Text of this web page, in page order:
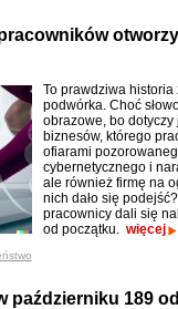
To prawdziwa historia
podwórka. Choć
obrazowe, bo
biznesów, którego
ofiarami
cybernetycznego i
ale również firmę na
nich dało się
pracownicy dali się
od początku. więcej
październiku 189